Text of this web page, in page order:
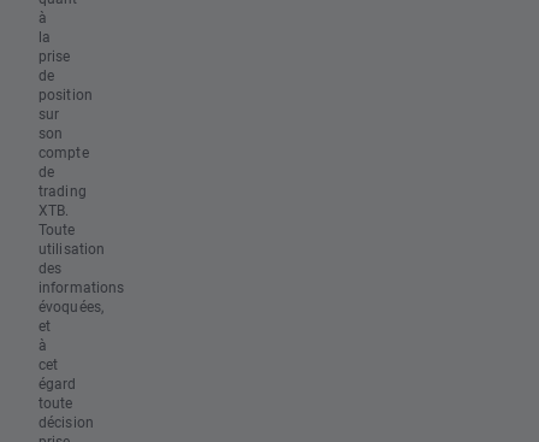
à
la
prise
de
position
sur
son
compte
de
trading
XTB.
Toute
utilisation
des
informations
évoquées,
et
à
cet
égard
toute
décision